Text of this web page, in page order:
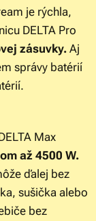
je rýchla,
DELTA Pro
zásuvky. Aj
správy batérií
Max
až 4500 W.
ďalej bez
sušička alebo
bez